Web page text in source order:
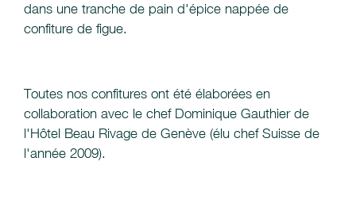
dans une tranche de pain d'épice nappée de
confiture de figue.
Toutes nos confitures ont été élaborées en
collaboration avec le chef Dominique Gauthier de
l'Hôtel Beau Rivage de Genève (élu chef Suisse de
l'année 2009).